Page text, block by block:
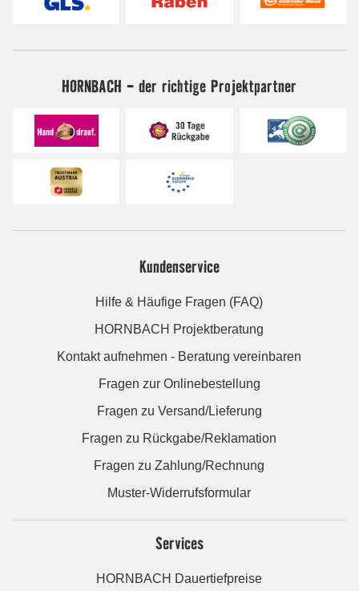
HORNBACH - der richtige Projektpartner
Kundenservice
Hilfe & Häufige Fragen (FAQ)
HORNBACH Projektberatung
Kontakt aufnehmen - Beratung vereinbaren
Fragen zur Onlinebestellung
Fragen zu Versand/Lieferung
Fragen zu Rückgabe/Reklamation
Fragen zu Zahlung/Rechnung
Muster-Widerrufsformular
Services
HORNBACH Dauertiefpreise